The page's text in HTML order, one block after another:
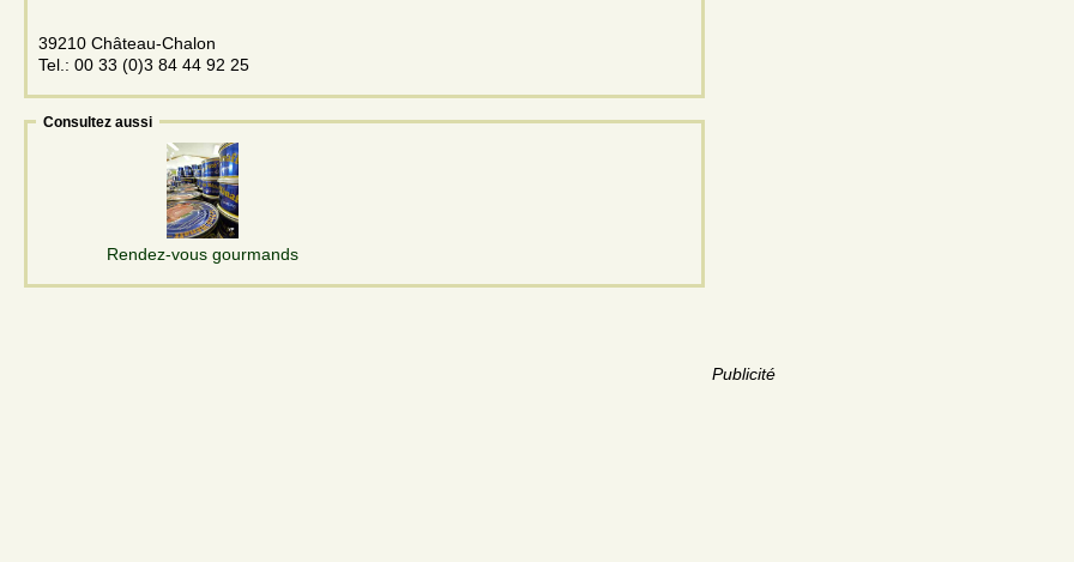
Publicité
39210 Château-Chalon
Tel.: 00 33 (0)3 84 44 92 25
Consultez aussi
Rendez-vous gourmands